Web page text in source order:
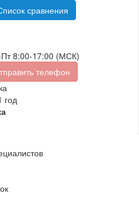
сравнения
Пт 8:00-17:00 (МСК)
телефон
год